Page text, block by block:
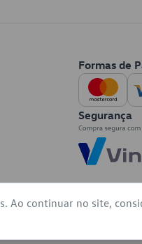
Formas de
Segurança
Ao continuar no site,